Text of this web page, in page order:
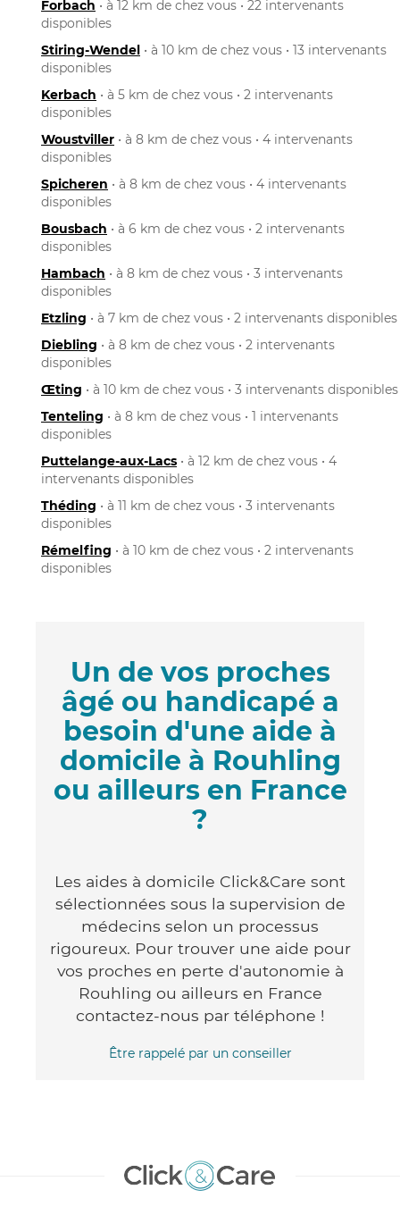
Forbach • à 12 km de chez vous • 22 intervenants
disponibles
Stiring-Wendel • à 10 km de chez vous • 13 intervenants
disponibles
Kerbach • à 5 km de chez vous • 2 intervenants
disponibles
Woustviller • à 8 km de chez vous • 4 intervenants
disponibles
Spicheren • à 8 km de chez vous • 4 intervenants
disponibles
Bousbach • à 6 km de chez vous • 2 intervenants
disponibles
Hambach • à 8 km de chez vous • 3 intervenants
disponibles
Etzling • à 7 km de chez vous • 2 intervenants disponibles
Diebling • à 8 km de chez vous • 2 intervenants
disponibles
Œting • à 10 km de chez vous • 3 intervenants disponibles
Tenteling • à 8 km de chez vous • 1 intervenants
disponibles
Puttelange-aux-Lacs • à 12 km de chez vous • 4
intervenants disponibles
Théding • à 11 km de chez vous • 3 intervenants
disponibles
Rémelfing • à 10 km de chez vous • 2 intervenants
disponibles
Un de vos proches
âgé ou handicapé a
besoin d'une aide à
domicile à Rouhling
ou ailleurs en France
?
Les aides à domicile Click&Care sont
sélectionnées sous la supervision de
médecins selon un processus
rigoureux. Pour trouver une aide pour
vos proches en perte d'autonomie à
Rouhling ou ailleurs en France
contactez-nous par téléphone !
Être rappelé par un conseiller